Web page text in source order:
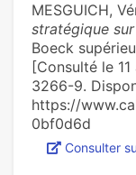
MESGUICH,
stratégique
Boeck
[Consulté le
3266-9.
https://
0bf0d6d
Consulter